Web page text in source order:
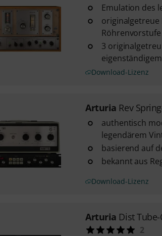
Emulation des
originalgetreue
Röhrenvorstufe
3
Download-Lizenz
Arturia Rev
authentisch
legendärem
basierend auf
bekannt aus
Download-Lizenz
Arturia Dist
2